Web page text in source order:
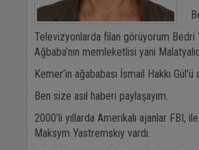
Televizyonlarda filan görüyorum Bedri
Ağbaba’nın memleketlisi yani
Kemer’in ağababası İsmail Hakkı
Ben size asıl haberi paylaşayım.
2000’li yıllarda Amerikalı ajanlar FBI,
Maksym Yastremskıy vardı.